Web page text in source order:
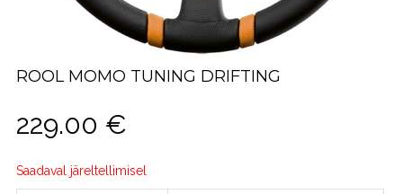
ROOL MOMO TUNING DRIFTING
229.00 €
Saadaval järeltellimisel